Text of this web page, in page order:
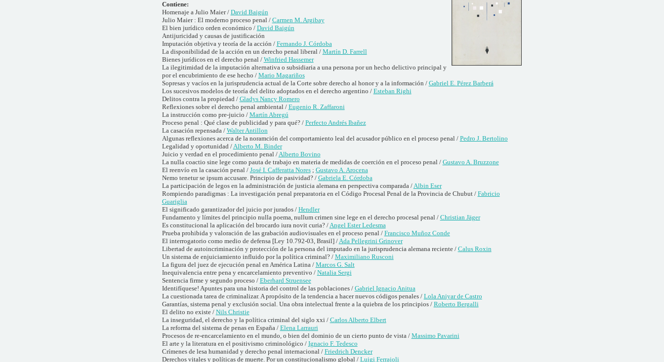
Contiene:
Homenaje a Julio Maier / David Baigún
Julio Maier : El moderno proceso penal / Carmen M. Argibay
El bien jurídico orden económico / David Baigún
Antijuricidad y causas de justificación
Imputación objetiva y teoría de la acción / Fernando J. Córdoba
La disponibilidad de la acción en un derecho penal liberal / Martín D. Farrell
Bienes jurídicos en el derecho penal / Winfried Hassemer
La ilegitimidad de la imputación alternativa o subsidiaria a una persona por un hecho delictivo principal y
por el encubrimiento de ese hecho / Mario Magariños
Sopresas y vacíos en la jurisprudencia actual de la Corte sobre derecho al honor y a la información / Gabriel E. Pérez Barberá
Los sucesivos modelos de teoría del delito adoptados en el derecho argentino / Esteban Righi
Delitos contra la propiedad / Gladys Nancy Romero
Reflexiones sobre el derecho penal ambiental / Eugenio R. Zaffaroni
La instrucción como pre-juicio / Martín Abregú
Proceso penal : Qué clase de publicidad y para qué? / Perfecto Andrés Ibañez
La casación repensada / Walter Antillon
Algunas reflexiones acerca de la noramción del comportamiento leal del acusador público en el proceso penal / Pedro J. Bertolino
Legalidad y oportunidad /Alberto M. Binder
Juicio y verdad en el procedimiento penal /Alberto Bovino
La nulla coactio sine lege como pauta de trabajo en materia de medidas de coerción en el proceso penal / Gustavo A. Bruzzone
El reenvío en la casación penal / José I. Cafferatta Nores; Gustavo A. Arocena
Nemo tenetur se ipsum accusare. Principio de pasividad? / Gabriela E. Córdoba
La participación de legos en la administración de justicia alemana en perspectiva comparada /Albin Eser
Rompiendo paradigmas : La investigación penal preparatoria en el Código Procesal Penal de la Provincia de Chubut / Fabricio
Guariglia
El significado garantizador del juicio por jurados / Hendler
Fundamento y límites del principio nulla poema, nullum crimen sine lege en el derecho procesal penal / Christian Jäger
Es constitucional la aplicación del brocardo iura novit curia? /Angel Ester Ledesma
Prueba prohibida y valoración de las grabación audiovisuales en el proceso penal / Francisco Muñoz Conde
El interrogatorio como medio de defensa [Ley 10.792-03, Brasil] /Ada Pellegrini Grinover
Libertad de autoincriminación y protección de la persona del imputado en la jurisprudencia alemana reciente / Calus Roxin
Un sistema de enjuiciamiento influido por la política criminal? / Maximiliano Rusconi
La figura del juez de ejecución penal en América Latina / Marcos G. Salt
Inequivalencia entre pena y encarcelamiento preventivo / Natalia Sergi
Sentencia firme y segundo proceso / Eberhard Struensee
Identifíquese! Apuntes para una historia del control de las poblaciones / Gabriel Ignacio Anitua
La cuestionada tarea de criminalizar. A propósito de la tendencia a hacer nuevos códigos penales / Lola Aniyar de Castro
Garantías, sistema penal y exclusión social. Una obra intelectual frente a la quiebra de los principios / Roberto Bergalli
El delito no existe / Nils Christie
La inseguridad, el derecho y la política criminal del siglo xxi / Carlos Alberto Elbert
La reforma del sistema de penas en España / Elena Larrauri
Procesos de re-encarcelamiento en el mundo, o bien del dominio de un cierto punto de vista / Massimo Pavarini
El arte y la literatura en el positivismo criminológico / Ignacio F. Tedesco
Crímenes de lesa humanidad y derecho penal internacional / Friedrich Dencker
Derechos vitales y políticas de muerte. Por un constitucionalismo global / Luigi Ferrajoli